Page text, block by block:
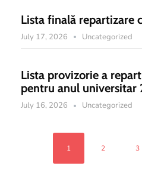
Lista finală repartizare
July 17, 2026 Uncategorized
Lista provizorie a
pentru anul universitar
July 16, 2026 Uncategorized
1 2 3